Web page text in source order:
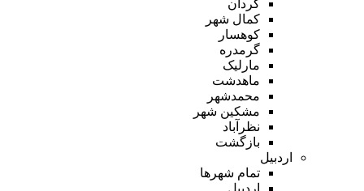
کردان
کمال شهر
کوهسار
گرمدره
مارلیک
ماهدشت
محمدشهر
مشکین شهر
نظرآباد
بازگشت
اردبیل
تمام شهر‌ها
اردبیل